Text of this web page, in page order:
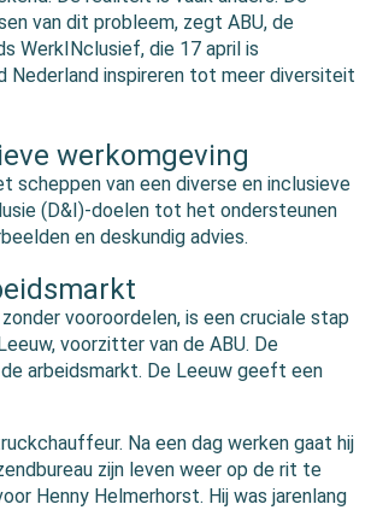
van dit probleem, zegt ABU, de
WerkINclusief, die 17 april is
Nederland inspireren tot meer diversiteit
werkomgeving
scheppen van een diverse en inclusieve
(D&I)-doelen tot het ondersteunen
en deskundig advies.
vooroordelen, is een cruciale stap
voorzitter van de ABU. De
arbeidsmarkt. De Leeuw geeft een
Na een dag werken gaat hij
zijn leven weer op de rit te
Henny Helmerhorst. Hij was jarenlang